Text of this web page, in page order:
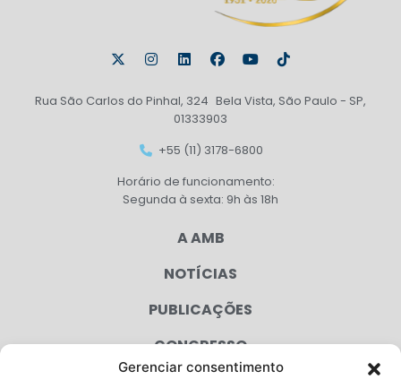
Gerenciar consentimento
Rua São Carlos do Pinhal, 324 Bela Vista, São Paulo - SP,
01333903
+55 (11) 3178-6800
Horário de funcionamento:
Segunda à sexta: 9h às 18h
A AMB
NOTÍCIAS
PUBLICAÇÕES
CONGRESSO